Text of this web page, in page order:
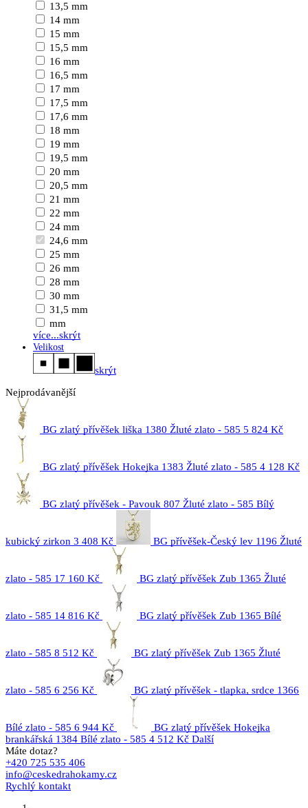
13,5 mm
14 mm
15 mm
15,5 mm
16 mm
16,5 mm
17 mm
17,5 mm
17,6 mm
18 mm
19 mm
19,5 mm
20 mm
20,5 mm
21 mm
22 mm
24 mm
24,6 mm
25 mm
26 mm
28 mm
30 mm
31,5 mm
mm
více...skrýt
Velikost
skrýt
Nejprodávanější
BG zlatý přívěšek liška 1380 Žluté zlato - 585 5 824 Kč
BG zlatý přívěšek Hokejka 1383 Žluté zlato - 585 4 128 Kč
BG zlatý přívěšek - Pavouk 807 Žluté zlato - 585 Bílý
kubický zirkon 3 408 Kč BG přívěšek-Český lev 1196 Žluté
zlato - 585 17 160 Kč BG zlatý přívěšek Zub 1365 Žluté
zlato - 585 14 816 Kč BG zlatý přívěšek Zub 1365 Bílé
zlato - 585 8 512 Kč BG zlatý přívěšek Zub 1365 Žluté
zlato - 585 6 256 Kč BG zlatý přívěšek - tlapka, srdce 1366
Bílé zlato - 585 6 944 Kč
BG zlatý přívěšek Hokejka
brankářská 1384 Bílé zlato - 585 4 512 Kč Další
Máte dotaz?
+420 725 535 406
info@ceskedrahokamy.cz
Rychlý kontakt